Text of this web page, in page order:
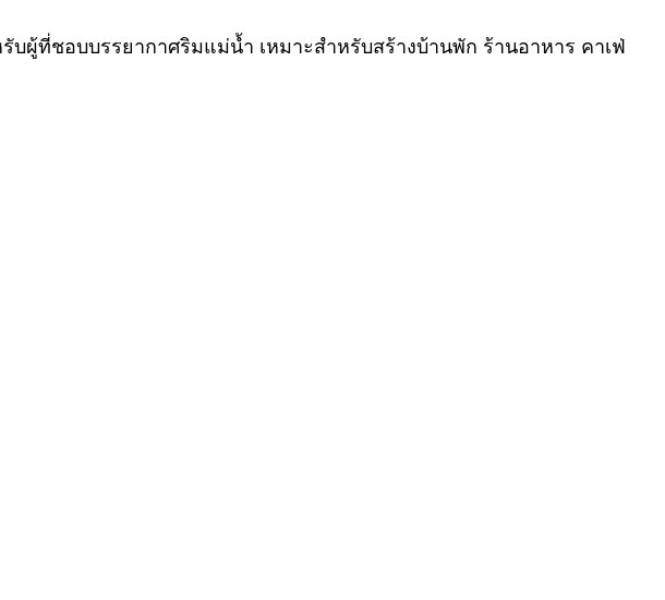
ผู้ที่ชอบบรรยากาศริมแม่น้ำ เหมาะสำหรับสร้างบ้านพัก ร้านอาหาร คาเฟ่